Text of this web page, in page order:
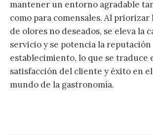
mantener un entorno agradable
como para comensales. Al
de olores no deseados, se eleva la
servicio y se potencia la
establecimiento, lo que se traduce
satisfacción del cliente y éxito en
mundo de la gastronomía.